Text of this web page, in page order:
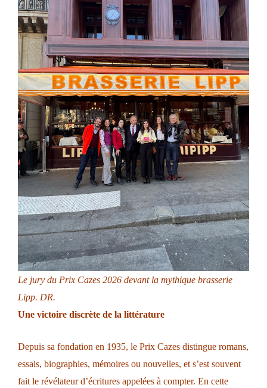
Le jury du Prix Cazes 2026 devant la mythique brasserie
Lipp. DR.
Une victoire discrète de la littérature
Depuis sa fondation en 1935, le Prix Cazes distingue romans,
essais, biographies, mémoires ou nouvelles, et s’est souvent
fait le révélateur d’écritures appelées à compter. En cette